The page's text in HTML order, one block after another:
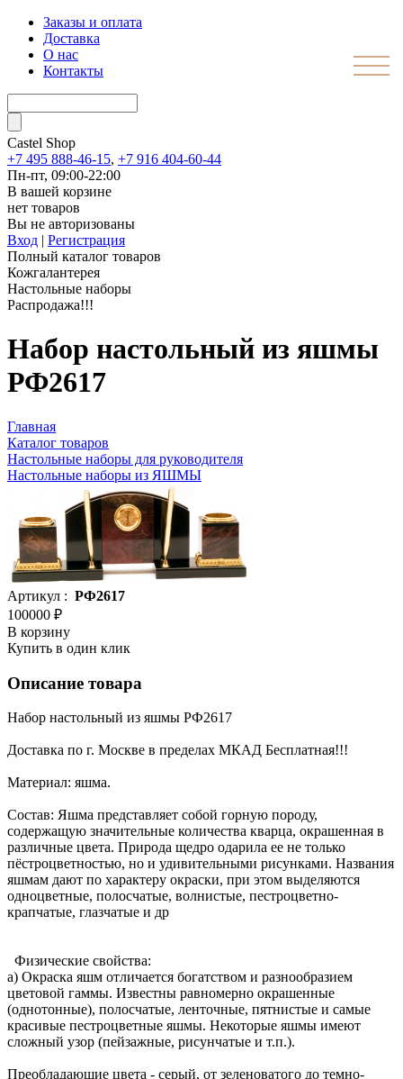
Заказы и оплата
Доставка
О нас
Контакты
Castel Shop
+7 495 888-46-15, +7 916 404-60-44
Пн-пт, 09:00-22:00
В вашей корзине
нет товаров
Вы не авторизованы
Вход | Регистрация
Полный каталог товаров
Кожгалантерея
Настольные наборы
Распродажа!!!
Набор настольный из яшмы
РФ2617
Главная
Каталог товаров
Настольные наборы для руководителя
Настольные наборы из ЯШМЫ
Артикул : РФ2617
100000 ₽
В корзину
Купить в один клик
Описание товара
Набор настольный из яшмы РФ2617
Доставка по г. Москве в пределах МКАД Бесплатная!!!
Материал: яшма.
Состав: Яшма представляет собой горную породу,
содержащую значительные количества кварца, окрашенная в
различные цвета. Природа щедро одарила ее не только
пёстроцветностью, но и удивительными рисунками. Названия
яшмам дают по характеру окраски, при этом выделяются
одноцветные, полосчатые, волнистые, пестроцветно-
крапчатые, глазчатые и др
Физические свойства:
а) Окраска яшм отличается богатством и разнообразием
цветовой гаммы. Известны равномерно окрашенные
(однотонные), полосчатые, ленточные, пятнистые и самые
красивые пестроцветные яшмы. Некоторые яшмы имеют
сложный узор (пейзажные, рисунчатые и т.п.).
Преобладающие цвета - серый, от зеленоватого до темно-